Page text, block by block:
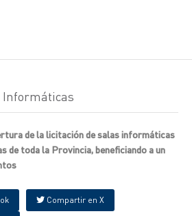
Informáticas
de la licitación de salas informáticas
de toda la Provincia, beneficiando a un
Compartir en X